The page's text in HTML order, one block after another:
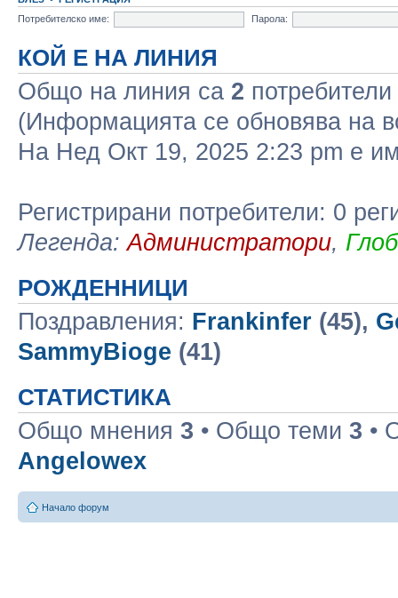
Потребителско име:
Парола:
КОЙ Е НА ЛИНИЯ
Общо на линия са 2
(Информацията се обновява на
На Нед Окт 19, 2025 2:23 pm е
Регистрирани потребители: 0
Легенда:Администратори,
РОЖДЕННИЦИ
Поздравления: Frankinfer (45),
SammyBioge (41)
СТАТИСТИКА
Общо мнения 3 • Общо теми 3 •
Angelowex
Начало форум